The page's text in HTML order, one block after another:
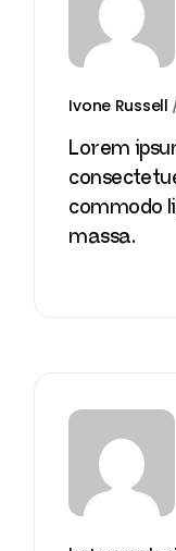
Ivone Russell
Lorem
commodo
massa.